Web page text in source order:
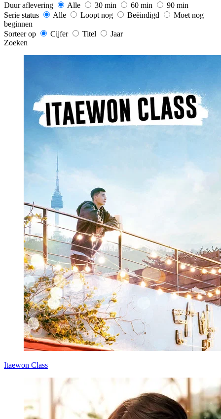
Duur aflevering
Alle 30 min 60 min
90 min
Serie status
Alle Loopt nog Beëindigd
Moet nog
beginnen
Sorteer op
Cijfer Titel
Jaar
Zoeken
Itaewon Class